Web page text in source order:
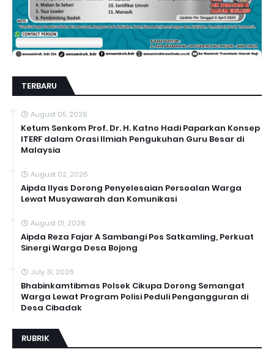
TERBARU
August 05, 2026
Ketum Senkom Prof. Dr. H. Katno Hadi Paparkan Konsep
ITERF dalam Orasi Ilmiah Pengukuhan Guru Besar di
Malaysia
August 02, 2026
Aipda Ilyas Dorong Penyelesaian Persoalan Warga
Lewat Musyawarah dan Komunikasi
August 01, 2026
Aipda Reza Fajar A Sambangi Pos Satkamling, Perkuat
Sinergi Warga Desa Bojong
July 31, 2026
Bhabinkamtibmas Polsek Cikupa Dorong Semangat
Warga Lewat Program Polisi Peduli Pengangguran di
Desa Cibadak
RUBRIK